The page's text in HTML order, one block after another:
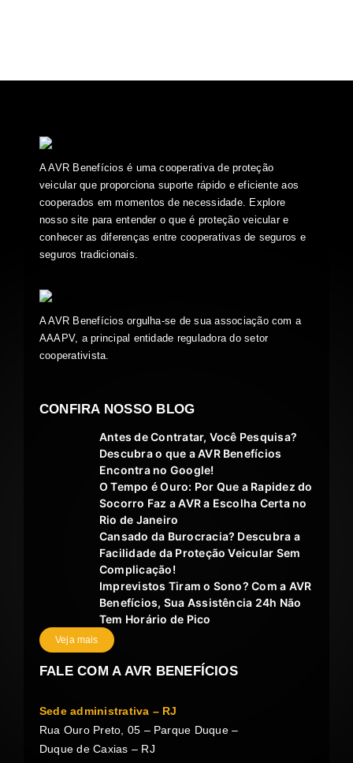
A AVR Benefícios é uma cooperativa de proteção
veicular que proporciona suporte rápido e eficiente aos
cooperados em momentos de necessidade. Explore
nosso site para entender o que é proteção veicular e
conhecer as diferenças entre cooperativas de seguros e
seguros tradicionais.
A AVR Benefícios orgulha-se de sua associação com a
AAAPV, a principal entidade reguladora do setor
cooperativista.
CONFIRA NOSSO BLOG
Antes de Contratar, Você Pesquisa?
Descubra o que a AVR Benefícios
Encontra no Google!
O Tempo é Ouro: Por Que a Rapidez do
Socorro Faz a AVR a Escolha Certa no
Rio de Janeiro
Cansado da Burocracia? Descubra a
Facilidade da Proteção Veicular Sem
Complicação!
Imprevistos Tiram o Sono? Com a AVR
Benefícios, Sua Assistência 24h Não
Tem Horário de Pico
Veja mais
FALE COM A AVR BENEFÍCIOS
Sede administrativa – RJ
Rua Ouro Preto, 05 – Parque Duque –
Duque de Caxias – RJ